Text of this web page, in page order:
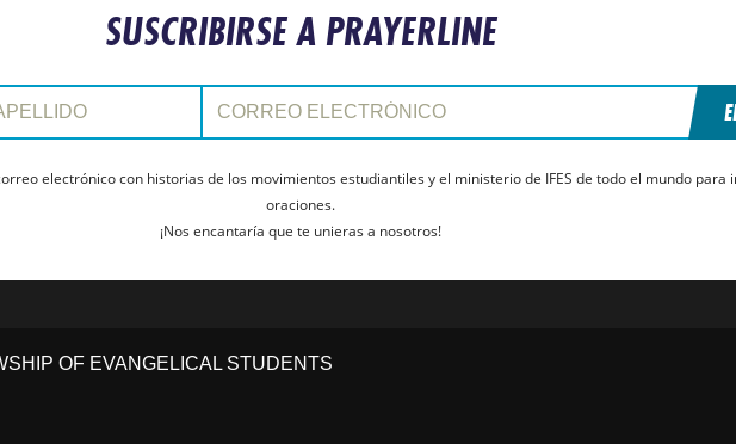
SUSCRIBIRSE A PRAYERLINE
Correo electrónico:
electrónico con historias de los movimientos estudiantiles y el ministerio de IFES de todo el mundo para
oraciones.
¡Nos encantaría que te unieras a nosotros!
OF EVANGELICAL STUDENTS